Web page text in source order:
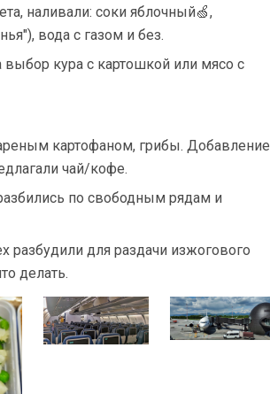
наливали: соки яблочный🍏,
вода с газом и без.
выбор кура с картошкой или мясо с
картофаном, грибы. Добавление
чай/кофе.
по свободным рядам и
разбудили для раздачи изжогового
делать.